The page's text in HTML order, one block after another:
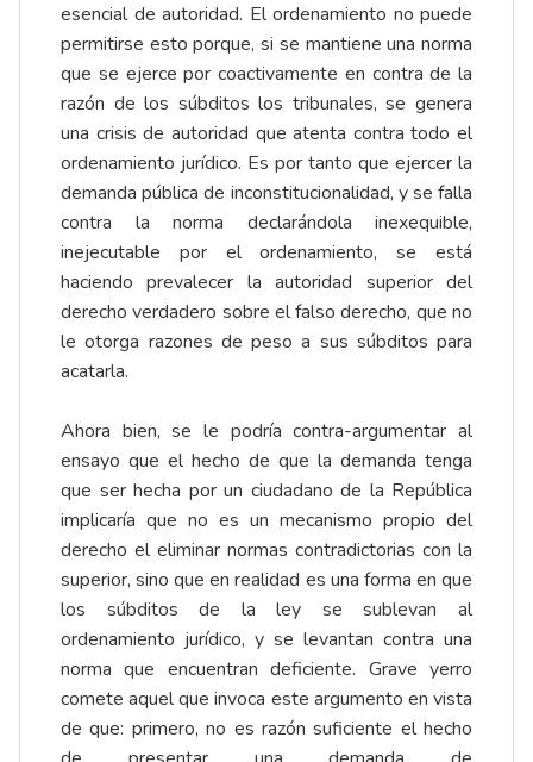
esencial de autoridad. El ordenamiento no puede
permitirse esto porque, si se mantiene una norma
que se ejerce por coactivamente en contra de la
razón de los súbditos los tribunales, se genera
una crisis de autoridad que atenta contra todo el
ordenamiento jurídico. Es por tanto que ejercer la
demanda pública de inconstitucionalidad, y se falla
contra la norma declarándola inexequible,
inejecutable por el ordenamiento, se está
haciendo prevalecer la autoridad superior del
derecho verdadero sobre el falso derecho, que no
le otorga razones de peso a sus súbditos para
acatarla.
Ahora bien, se le podría contra-argumentar al
ensayo que el hecho de que la demanda tenga
que ser hecha por un ciudadano de la República
implicaría que no es un mecanismo propio del
derecho el eliminar normas contradictorias con la
superior, sino que en realidad es una forma en que
los súbditos de la ley se sublevan al
ordenamiento jurídico, y se levantan contra una
norma que encuentran deficiente. Grave yerro
comete aquel que invoca este argumento en vista
de que: primero, no es razón suficiente el hecho